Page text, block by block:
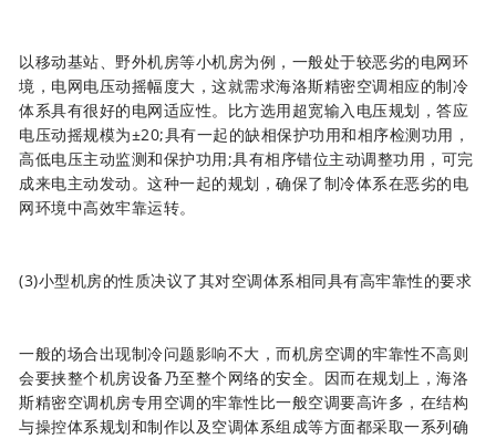
以移动基站、野外机房等小机房为例，一般处于较恶劣的电网环
境，电网电压动摇幅度大，这就需求海洛斯精密空调相应的制冷
体系具有很好的电网适应性。比方选用超宽输入电压规划，答应
电压动摇规模为±20;具有一起的缺相保护功用和相序检测功用，
高低电压主动监测和保护功用;具有相序错位主动调整功用，可完
成来电主动发动。这种一起的规划，确保了制冷体系在恶劣的电
网环境中高效牢靠运转。
(3)小型机房的性质决议了其对空调体系相同具有高牢靠性的要求
一般的场合出现制冷问题影响不大，而机房空调的牢靠性不高则
会要挟整个机房设备乃至整个网络的安全。因而在规划上，海洛
斯精密空调机房专用空调的牢靠性比一般空调要高许多，在结构
与操控体系规划和制作以及空调体系组成等方面都采取一系列确